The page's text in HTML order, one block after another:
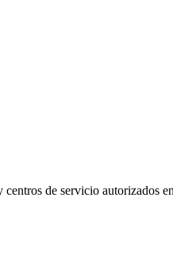
de servicio autorizados